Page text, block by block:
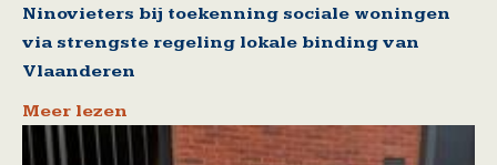
Ninovieters bij toekenning sociale woningen
via strengste regeling lokale binding van
Vlaanderen
Meer lezen